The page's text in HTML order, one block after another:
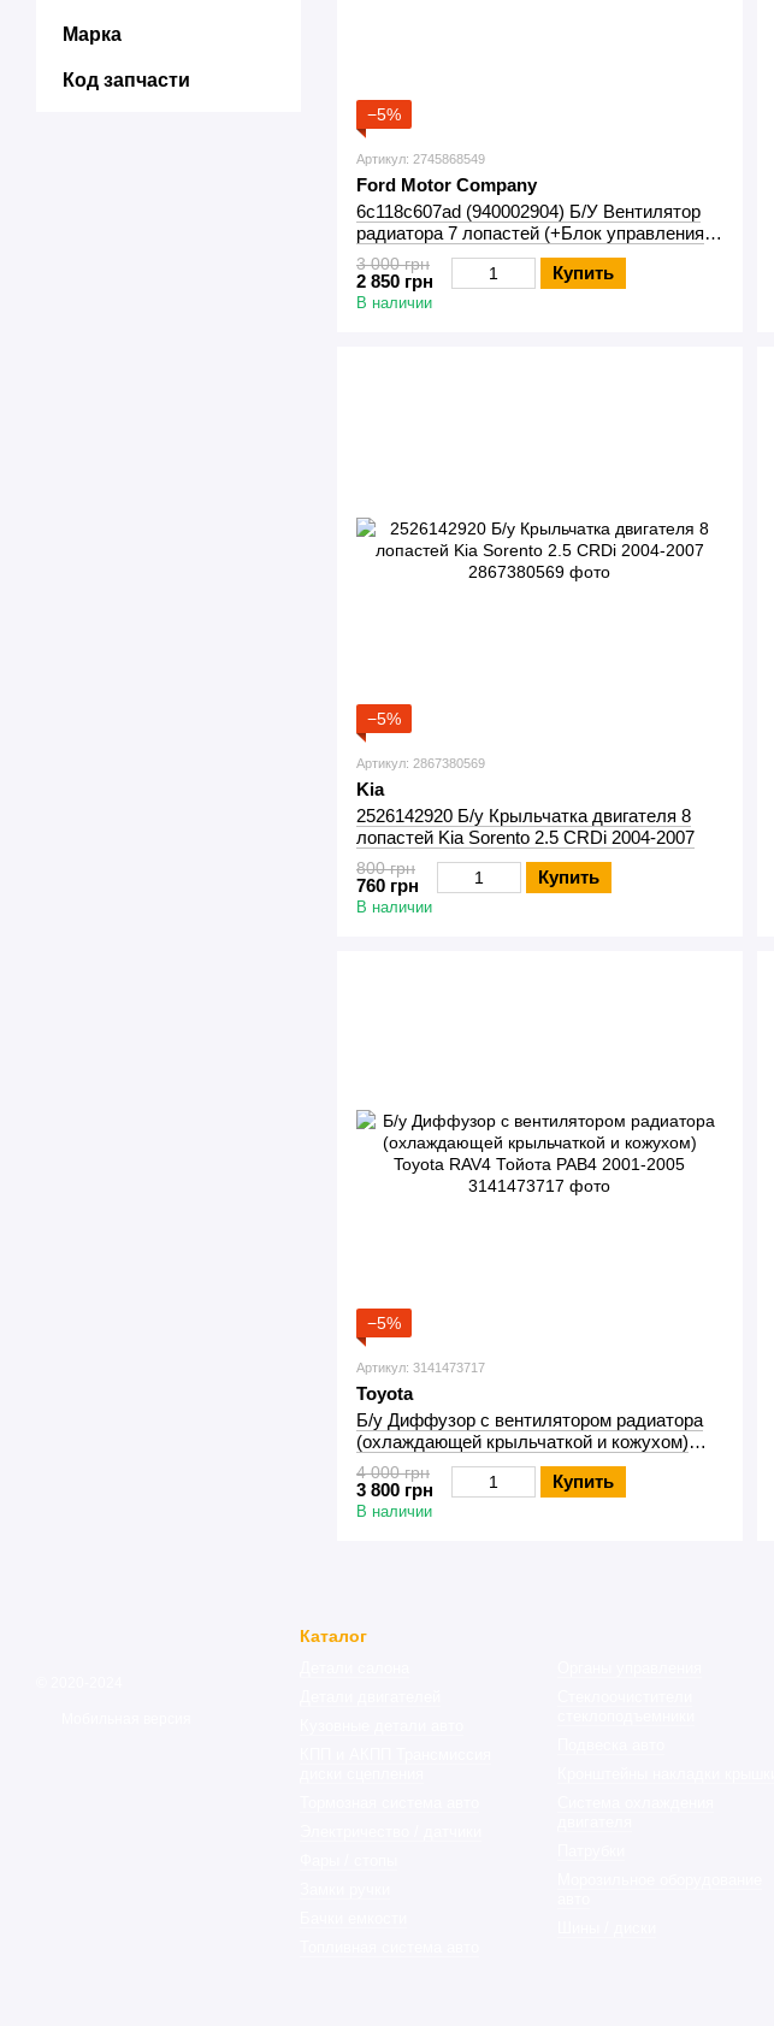
−5%
Артикул: 2745868549
Ford Motor Company
6c118c607ad (940002904) Б/У Вентилятор
радиатора 7 лопастей (+Блок управления
вентиляторами) Ford Transit TT9
3 000 грн
2 850 грн Купить
В наличии
−5%
Артикул: 2867380569
Kia
2526142920 Б/у Крыльчатка двигателя 8
лопастей Kia Sorento 2.5 CRDi 2004-2007
800 грн
760 грн Купить
В наличии
−5%
Артикул: 3141473717
Toyota
Б/у Диффузор с вентилятором радиатора
(охлаждающей крыльчаткой и кожухом)
Toyota RAV4 Тойота РАВ4 2001-2005
4 000 грн
3 800 грн Купить
В наличии
Марка
Код запчасти
Каталог